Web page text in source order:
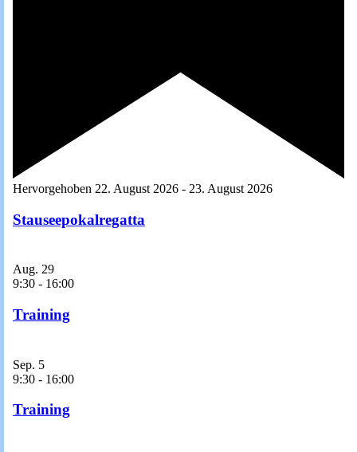
Hervorgehoben 22. August 2026 - 23. August 2026
Stauseepokalregatta
Aug. 29
9:30 - 16:00
Training
Sep. 5
9:30 - 16:00
Training